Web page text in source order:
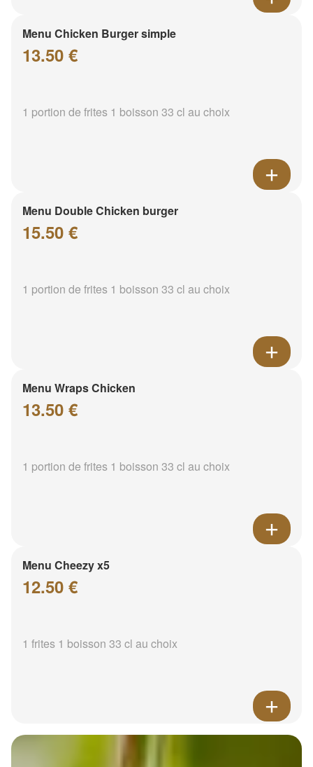
Menu Chicken Burger simple
13.50 €
1 portion de frites 1 boisson 33 cl au choix
Menu Double Chicken burger
15.50 €
1 portion de frites 1 boisson 33 cl au choix
Menu Wraps Chicken
13.50 €
1 portion de frites 1 boisson 33 cl au choix
Menu Cheezy x5
12.50 €
1 frites 1 boisson 33 cl au choix